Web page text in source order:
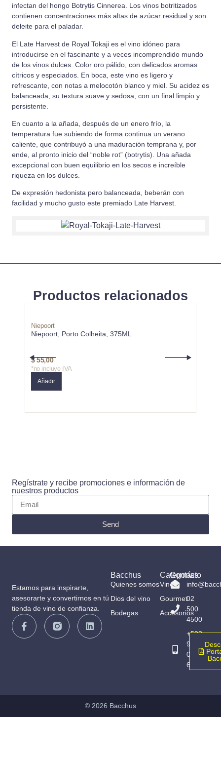
infectan del hongo Botrytis Cinnerea. Los vinos botritizados
contienen concentraciones más altas de azúcar residual y son
deleite para el paladar.
El Late Harvest de Royal Tokaji es el vino idóneo para
introducirse en el fascinante y a veces incomprendido mundo
de los vinos dulces. Color oro pálido, con delicados aromas
cítricos y especiados. En boca, este vino es ligero y
refrescante, con notas a melocotón blanco y miel. Su acidez es
balanceada, su textura suave y sedosa, con un final limpio y
persistente.
En cuanto a la añada, después de un enero frío, la
temperatura fue subiendo de forma continua un verano
caliente, que contribuyó a una maduración temprana y, por
ende, al pronto inicio del “noble rot” (botrytis). Una añada
excepcional con buen equilibrio en los secos e increíble
riqueza en los dulces.
De expresión hedonista pero balanceada, beberán con
facilidad y mucho gusto este premiado Late Harvest.
Productos relacionados
Niepoort
Niepoort, Porto Colheita, 375ML
$55,00
*no incluye IVA
Añadir
Regístrate y recibe promociones e información de
nuestros productos
Send
Estamos para inspirarte,
asesorarte y convertirnos en tú
tienda de vino de confianza.
Bacchus
Quienes somos
Dios del vino
Bodegas
Categorías
Vinos
Gourmet
Accesorios
Contacto
02
500
4500
+593
98
065
6836
© 2026 Bacchus